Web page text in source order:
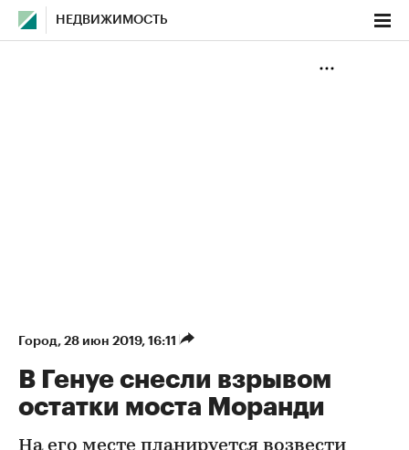
НЕДВИЖИМОСТЬ
Город⁠, 28 июн 2019, 16:11
В Генуе снесли взрывом
остатки моста Моранди
На его месте планируется возвести